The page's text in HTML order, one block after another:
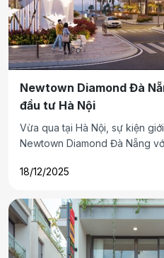
Newtown Diamond Đà
đầu tư Hà Nội
Vừa qua tại Hà Nội, sự kiện
Newtown Diamond Đà Nẵng
đảo nhà đầu tư khi mang đến
sách ưu đãi hấp dẫn và các
cấp.
18/12/2025